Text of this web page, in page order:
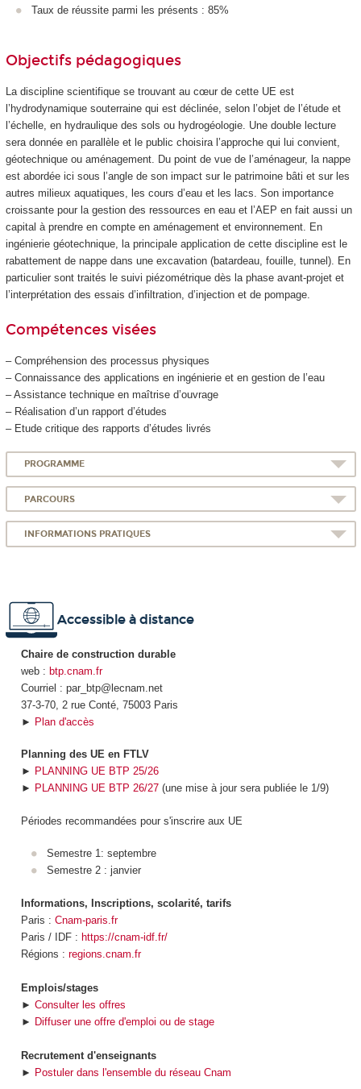
Taux de réussite parmi les présents : 85%
Objectifs pédagogiques
La discipline scientifique se trouvant au cœur de cette UE est
l’hydrodynamique souterraine qui est déclinée, selon l’objet de l’étude et
l’échelle, en hydraulique des sols ou hydrogéologie. Une double lecture
sera donnée en parallèle et le public choisira l’approche qui lui convient,
géotechnique ou aménagement. Du point de vue de l’aménageur, la nappe
est abordée ici sous l’angle de son impact sur le patrimoine bâti et sur les
autres milieux aquatiques, les cours d’eau et les lacs. Son importance
croissante pour la gestion des ressources en eau et l’AEP en fait aussi un
capital à prendre en compte en aménagement et environnement. En
ingénierie géotechnique, la principale application de cette discipline est le
rabattement de nappe dans une excavation (batardeau, fouille, tunnel). En
particulier sont traités le suivi piézométrique dès la phase avant-projet et
l’interprétation des essais d’infiltration, d’injection et de pompage.
Compétences visées
– Compréhension des processus physiques
– Connaissance des applications en ingénierie et en gestion de l’eau
– Assistance technique en maîtrise d’ouvrage
– Réalisation d’un rapport d’études
– Etude critique des rapports d’études livrés
PROGRAMME
PARCOURS
INFORMATIONS PRATIQUES
Accessible à distance
Chaire de construction durable
web : btp.cnam.fr
Courriel : par_btp@lecnam.net
37-3-70, 2 rue Conté, 75003 Paris
► Plan d'accès
Planning des UE en FTLV
► PLANNING UE BTP 25/26
► PLANNING UE BTP 26/27(une mise à jour sera publiée le 1/9)
Périodes recommandées pour s'inscrire aux UE
Semestre 1: septembre
Semestre 2 : janvier
Informations, Inscriptions, scolarité, tarifs
Paris : Cnam-paris.fr
Paris / IDF : https://cnam-idf.fr/
Régions : regions.cnam.fr
Emplois/stages
► Consulter les offres
► Diffuser une offre d'emploi ou de stage
Recrutement d'enseignants
► Postuler dans l'ensemble du réseau Cnam